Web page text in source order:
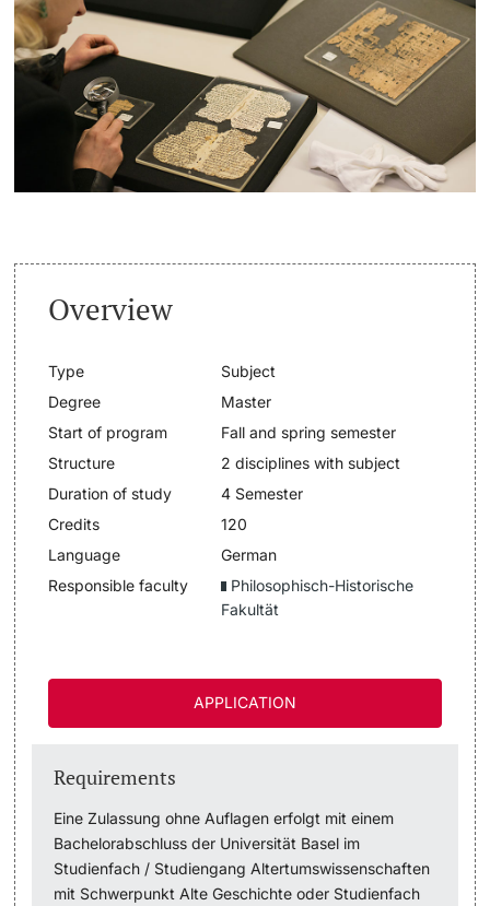
PhD Candidates
Further information
Lecturers
Dates
Informations, Events & Get a Taste
Student Advice Center
Five reasons for studying in Basel
In My Studies
Course Directory
Course Registration
Semester Registration
Dates
Documents & Verification
Course Auditors
Student Life
Continuing Education
University
Overview
Type
Subject
Degree
Master
Start of program
Fall and spring semester
Structure
2 disciplines with subject
Duration of study
4 Semester
Credits
120
Language
German
Responsible faculty
Philosophisch-Historische
Fakultät
APPLICATION
Requirements
Eine Zulassung ohne Auflagen erfolgt mit einem
Bachelorabschluss der Universität Basel im
Studienfach / Studiengang Altertumswissenschaften
mit Schwerpunkt Alte Geschichte oder Studienfach